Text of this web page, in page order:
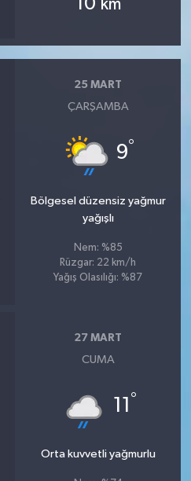
km
25 MART
ÇARŞAMBA
9°
Bölgesel düzensiz yağmur
yağışlı
Nem: %85
Rüzgar: 22 km/h
Yağış Olasılığı: %87
27 MART
CUMA
11 °
Orta kuvvetli yağmurlu